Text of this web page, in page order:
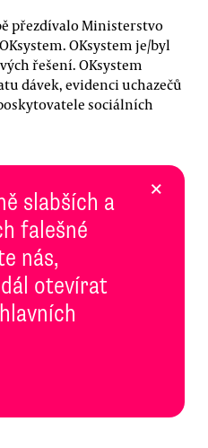
přezdívalo Ministerstvo
OKsystem je/byl
řešení. OKsystem
dávek, evidenci uchazečů
sociálních
slabších a
falešné
nás,
otevírat
×